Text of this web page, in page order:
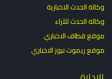
وكالة الحدث الاخبارية
وكالة الحدث للآراء
موقع قطاف الاخباري
موقع ريموت نيوز الاخباري